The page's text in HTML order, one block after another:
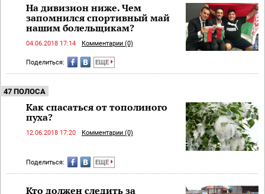
На дивизион ниже. Чем
запомнился спортивный май
нашим болельщикам?
04.06.2018 17:14 Комментарии (0)
Поделиться: ЕЩЕ
47 ПОЛОСА
Как спасаться от тополиного
пуха?
12.06.2018 17:20 Комментарии (0)
Поделиться: ЕЩЕ
Кто должен следить за